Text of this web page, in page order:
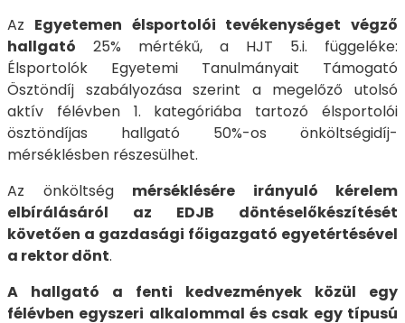
Az Egyetemen élsportolói tevékenységet végző
hallgató 25% mértékű, a HJT 5.i. függeléke:
Élsportolók Egyetemi Tanulmányait Támogató
Ösztöndíj szabályozása szerint a megelőző utolsó
aktív félévben 1. kategóriába tartozó élsportolói
ösztöndíjas hallgató 50%-os önköltségidíj-
mérséklésben részesülhet.
Az önköltség mérséklésére irányuló kérelem
elbírálásáról az EDJB döntéselőkészítését
követően a gazdasági főigazgató egyetértésével
a rektor dönt.
A hallgató a fenti kedvezmények közül egy
félévben egyszeri alkalommal és csak egy típusú